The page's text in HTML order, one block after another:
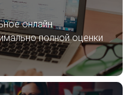
онлайн
полной оценки